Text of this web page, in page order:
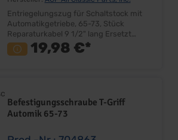
Entriegelungszug für Schaltstock mit
Automatikgetriebe, 65-73, Stück
Reparaturkabel 9 1/2" lang Ersetzt
Originalteil Lieferumfang: Stück Preis:19,98 €*
Befestigungsschraube T-Griff
Automik 65-73